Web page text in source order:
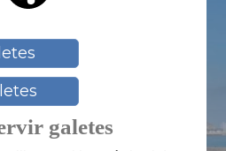
galetes